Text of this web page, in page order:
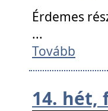
Érdemes
...
Tovább
14. hét,